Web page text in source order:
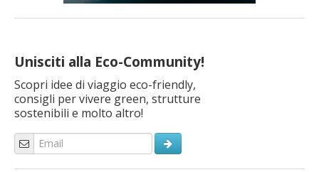
Unisciti alla Eco-Community!
Scopri idee di viaggio eco-friendly,
consigli per vivere green, strutture
sostenibili e molto altro!